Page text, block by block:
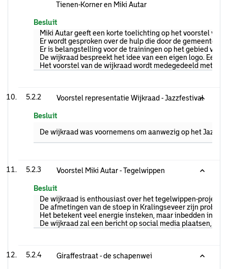
Tienen-Korner en Miki Autar
Besluit
Miki Autar geeft een korte toelichting op het voorstel van
Er wordt gesproken over de hulp die door de gemeenten
Er is belangstelling voor de trainingen op het gebied van
De wijkraad bespreekt het idee van een eigen logo. Een
Het voorstel van de wijkraad wordt medegedeeld met de
5.2.2 Voorstel representatie Wijkraad - Jazzfestival
Besluit
De wijkraad was voornemens om aanwezig op het
5.2.3 Voorstel Miki Autar - Tegelwippen
Besluit
De wijkraad is enthousiast over het tegelwippen-project.
De afmetingen van de stoep in Kralingseveer zijn
Het betekent veel energie insteken, maar inbedden in
De wijkraad zal een bericht op social media plaatsen,
5.2.4 Giraffestraat - de schapenwei